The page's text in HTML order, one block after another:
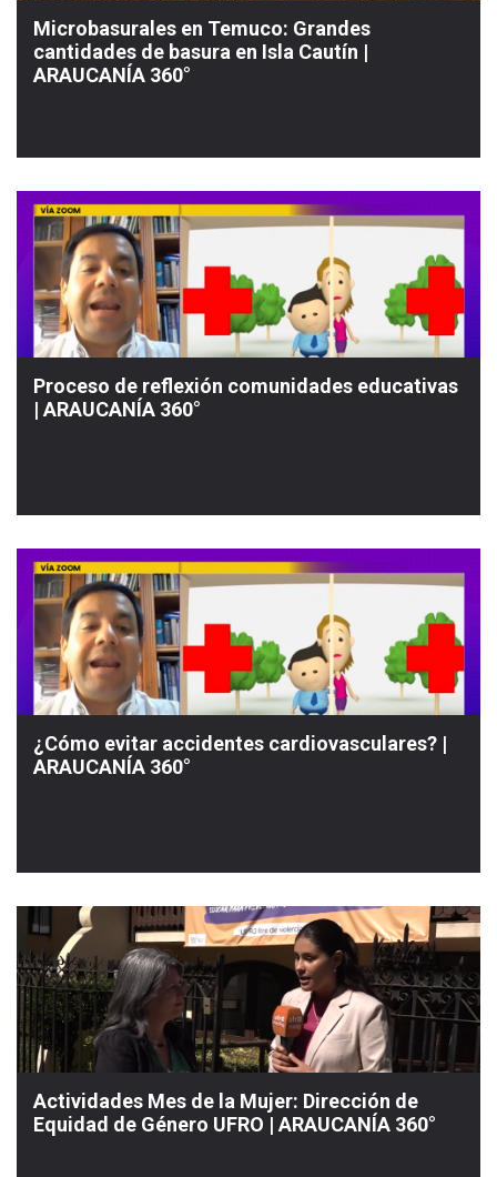
Microbasurales en Temuco: Grandes
cantidades de basura en Isla Cautín |
ARAUCANÍA 360°
Proceso de reflexión comunidades educativas
| ARAUCANÍA 360°
¿Cómo evitar accidentes cardiovasculares? |
ARAUCANÍA 360°
Actividades Mes de la Mujer: Dirección de
Equidad de Género UFRO | ARAUCANÍA 360°